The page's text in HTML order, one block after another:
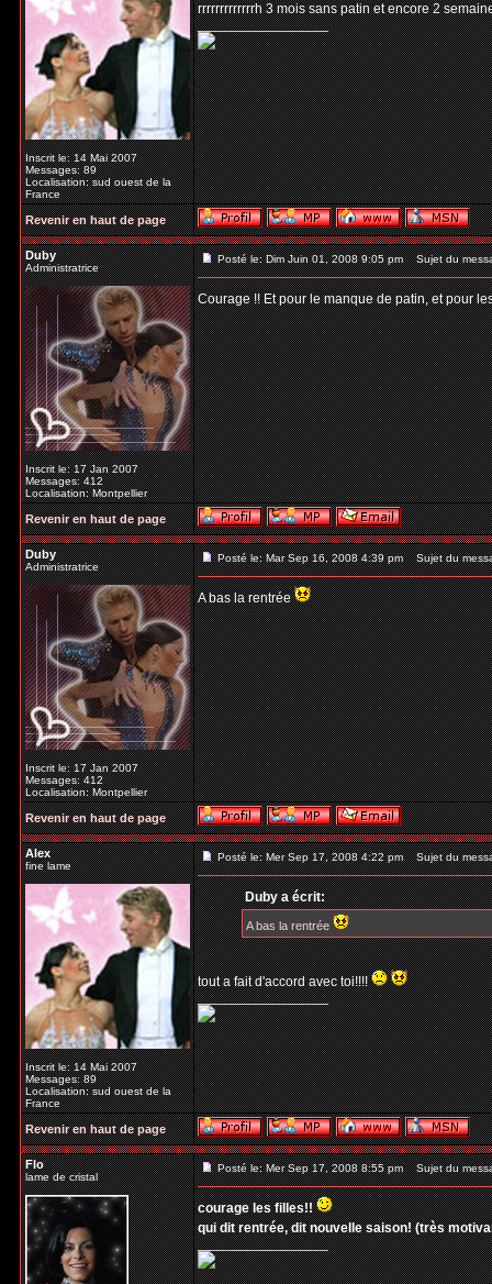
Inscrit le: 14 Mai 2007
Messages: 89
Localisation: sud ouest de la
France
rrrrrrrrrrrrrh 3 mois sans patin et encore 2
_________________
Revenir en haut de page
Duby
Administratrice
Inscrit le: 17 Jan 2007
Messages: 412
Localisation: Montpellier
Posté le: Dim Juin 01, 2008 9:05 pm Sujet du
Courage !! Et pour le manque de patin, et pour
Revenir en haut de page
Duby
Administratrice
Inscrit le: 17 Jan 2007
Messages: 412
Localisation: Montpellier
Posté le: Mar Sep 16, 2008 4:39 pm Sujet du
A bas la rentrée
Revenir en haut de page
Alex
fine lame
Inscrit le: 14 Mai 2007
Messages: 89
Localisation: sud ouest de la
France
Posté le: Mer Sep 17, 2008 4:22 pm Sujet du
Duby a écrit:
A bas la rentrée
tout a fait d'accord avec toi!!!!
_________________
Revenir en haut de page
Flo
lame de cristal
Posté le: Mer Sep 17, 2008 8:55 pm Sujet du
courage les filles!!
qui dit rentrée, dit nouvelle saison! (très
_________________